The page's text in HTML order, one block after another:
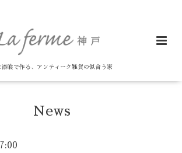
漆喰で作る、アンティーク雑貨の似合う家
News